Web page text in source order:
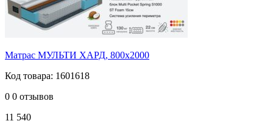
Матрас МУЛЬТИ ХАРД, 800х2000
Код товара: 1601618
0 0 отзывов
11 540